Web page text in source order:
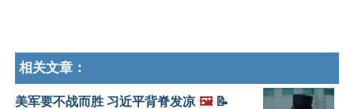
相关文章：
美军要不战而胜 习近平背脊发凉 🖼️📝